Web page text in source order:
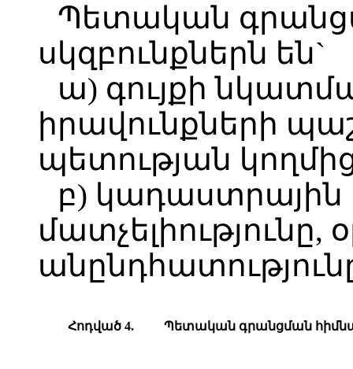
Պետական
սկզբունքներն են`
ա) գույքի
իրավունքների
պետության
բ) կադաստրային
մատչելիությունը,
Հոդված 4. Պետական գրանցման